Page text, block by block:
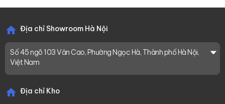
Địa chỉ Showroom Hà Nội
Số 45 ngõ 103 Văn Cao, Phường Ngọc Hà, Thành phố Hà Nội,
Việt Nam
Địa chỉ Kho